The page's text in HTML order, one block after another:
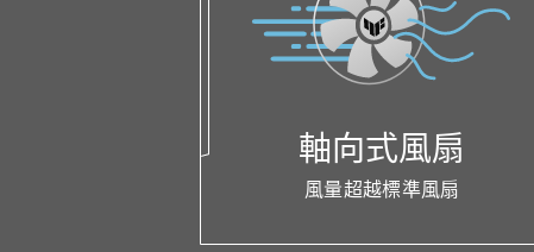
軸向式風扇
風量超越標準風扇